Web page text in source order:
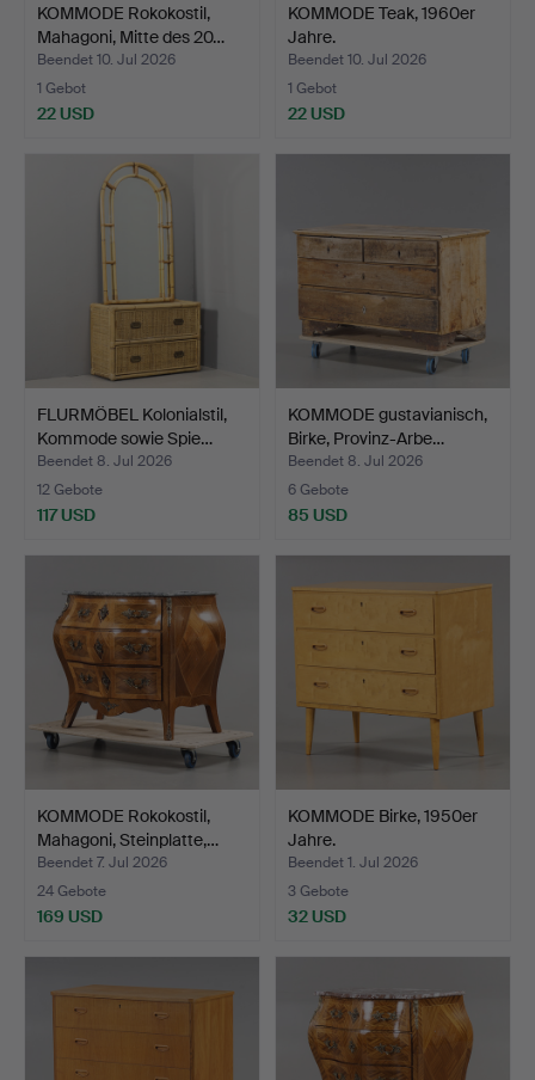
KOMMODE Rokokostil,
Mahagoni, Mitte des 20…
Beendet 10. Jul 2026
1 Gebot
22 USD
KOMMODE Teak, 1960er
Jahre.
Beendet 10. Jul 2026
1 Gebot
22 USD
FLURMÖBEL Kolonialstil,
Kommode sowie Spie…
Beendet 8. Jul 2026
12 Gebote
117 USD
KOMMODE gustavianisch,
Birke, Provinz-Arbe…
Beendet 8. Jul 2026
6 Gebote
85 USD
KOMMODE Rokokostil,
Mahagoni, Steinplatte,…
Beendet 7. Jul 2026
24 Gebote
169 USD
KOMMODE Birke, 1950er
Jahre.
Beendet 1. Jul 2026
3 Gebote
32 USD